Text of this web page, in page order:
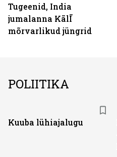
Tugeenid, India
jumalanna KālĪ
mõrvarlikud jüngrid
POLIITIKA
Kuuba lühiajalugu